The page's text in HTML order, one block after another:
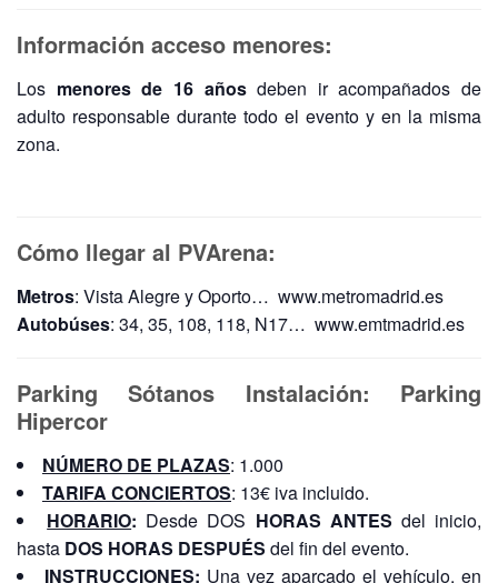
Información acceso menores:
Los menores de 16 añosdeben ir acompañados de
adulto responsable durante todo el evento y en la misma
zona.
Cómo llegar al PVArena:
Metros: Vista Alegre y Oporto… www.metromadrid.es
Autobúses: 34, 35, 108, 118, N17… www.emtmadrid.es
Parking Sótanos Instalación: Parking
Hipercor
NÚMERO DE PLAZAS: 1.000
TARIFA CONCIERTOS: 13€ iva incluido.
HORARIO: Desde DOS HORAS ANTES del inicio,
hasta DOS HORAS DESPUÉS del fin del evento.
INSTRUCCIONES: Una vez aparcado el vehículo, en